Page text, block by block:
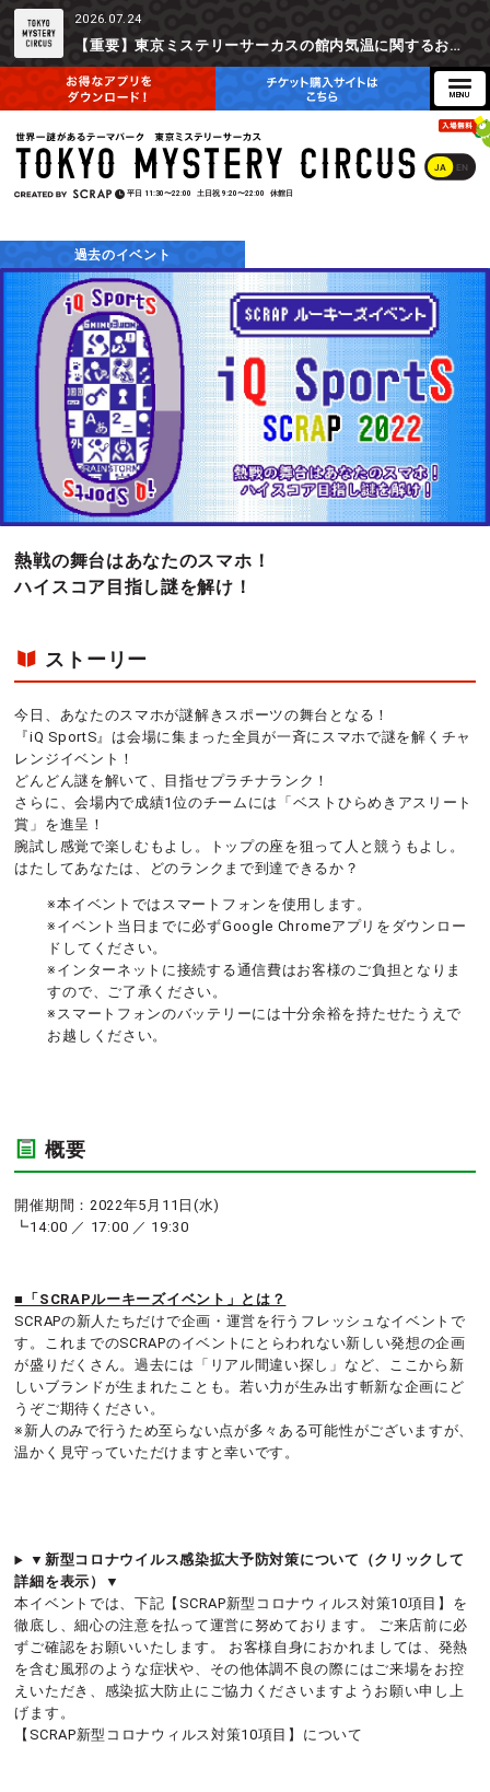
2026.07.24
【重要】東京ミステリーサーカスの館内気温に関するお詫びとご参加辞退時の返金対応について
JA EN
平日 11:30〜22:00 土日祝 9:20〜22:00 休館日
過去のイベント
熱戦の舞台はあなたのスマホ！
ハイスコア目指し謎を解け！
ストーリー
今日、あなたのスマホが謎解きスポーツの舞台となる！
『iQ SportS』は会場に集まった全員が一斉にスマホで謎を解くチャ
レンジイベント！
どんどん謎を解いて、目指せプラチナランク！
さらに、会場内で成績1位のチームには「ベストひらめきアスリート
賞」を進呈！
腕試し感覚で楽しむもよし。トップの座を狙って人と競うもよし。
はたしてあなたは、どのランクまで到達できるか？
※本イベントではスマートフォンを使用します。
※イベント当日までに必ずGoogle Chromeアプリをダウンロー
ドしてください。
※インターネットに接続する通信費はお客様のご負担となりま
すので、ご了承ください。
※スマートフォンのバッテリーには十分余裕を持たせたうえで
お越しください。
概要
開催期間：2022年5月11日(水)
┗14:00 ／ 17:00 ／ 19:30
■「SCRAPルーキーズイベント」とは？
SCRAPの新人たちだけで企画・運営を行うフレッシュなイベントで
す。これまでのSCRAPのイベントにとらわれない新しい発想の企画
が盛りだくさん。過去には「リアル間違い探し」など、ここから新
しいブランドが生まれたことも。若い力が生み出す斬新な企画にど
うぞご期待ください。
※新人のみで行うため至らない点が多々ある可能性がございますが、
温かく見守っていただけますと幸いです。
▼新型コロナウイルス感染拡大予防対策について（クリックして
詳細を表示）▼
本イベントでは、下記【SCRAP新型コロナウィルス対策10項目】を
徹底し、細心の注意を払って運営に努めております。 ご来店前に必
ずご確認をお願いいたします。 お客様自身におかれましては、発熱
を含む風邪のような症状や、その他体調不良の際にはご来場をお控
えいただき、感染拡大防止にご協力くださいますようお願い申し上
げます。
【SCRAP新型コロナウィルス対策10項目】について